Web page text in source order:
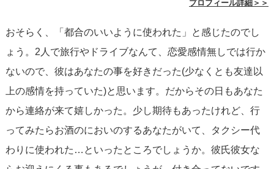
プロフィール詳細＞＞
おそらく、「都合のいいように使われた」と感じたのでし
ょう。2人で旅行やドライブなんて、恋愛感情無しでは行か
ないので、彼はあなたの事を好きだった(少なくとも友達以
上の感情を持っていた)と思います。だからその日もあなた
から連絡が来て嬉しかった。少し期待もあったけれど、行
ってみたらお酒のにおいのするあなたがいて、タクシー代
わりに使われた…といったところでしょうか。彼氏彼女な